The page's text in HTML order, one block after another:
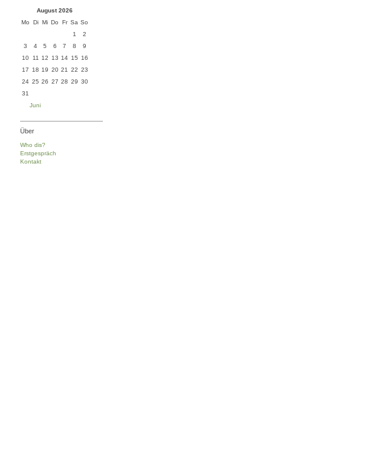
August 2026
Mo
Di Mi Do Fr Sa So
1
2
3
4 5 6 7 8
9
10
11 12 13 14 15
16
17
18 19 20 21 22 23
24 25 26 27 28 29 30
31
Juni
Über
Who dis?
Erstgespräch
Kontakt